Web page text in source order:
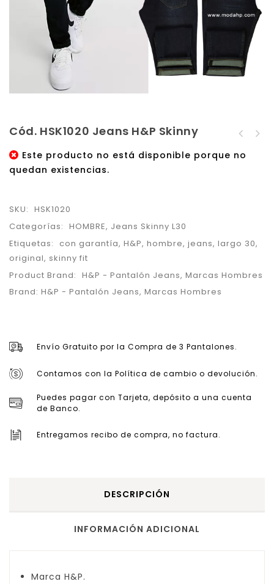
Cód. HSK1020 Jeans H&P Skinny
Este producto no está disponible porque no
quedan existencias.
SKU: HSK1020
Categorías: HOMBRE, Jeans Skinny L30
Etiquetas:
con garantía, H&P, hombre, jeans, largo 30,
original, skinny fit
Product Brand: H&P - Pantalón Jeans, Marcas Hombres
Brand: H&P - Pantalón Jeans, Marcas Hombres
Envío Gratuito por la Compra de 3 Pantalones.
Contamos con la Política de cambio o devolución.
Puedes pagar con Tarjeta, depósito a una cuenta
de Banco.
Entregamos recibo de compra, no factura.
DESCRIPCIÓN
INFORMACIÓN ADICIONAL
Marca H&P.